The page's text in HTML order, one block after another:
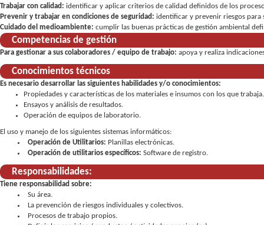
Trabajar con calidad: identificar y aplicar criterios de calidad definidos de los
Prevenir y trabajar en condiciones de seguridad: identificar y prevenir riesgos para
Cuidado del medioambiente: cumplir las buenas prácticas de gestión ambiental
Competencias de gestión
Para gestionar a sus colaboradores / equipo de trabajo: apoya y realiza
Conocimientos técnicos
Es necesario desarrollar las siguientes habilidades y/o conocimientos:
Propiedades y características de los materiales e insumos con los que trabaja.
Ensayos y análisis de resultados.
Operación de equipos de laboratorio.
El uso y manejo de los siguientes sistemas informáticos:
Operación de Utilitarios: Planillas electrónicas.
Operación de utilitarios específicos: Software de registro.
Responsabilidades:
Tiene responsabilidad sobre:
Su área
La prevención de riesgos individuales y colectivos
Procesos de trabajo propios